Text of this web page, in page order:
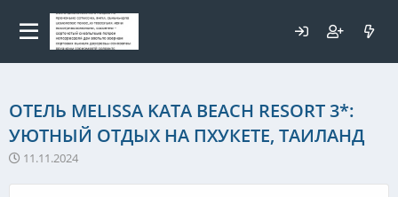
ОТЕЛЬ MELISSA KATA BEACH RESORT 3*:
УЮТНЫЙ ОТДЫХ НА ПХУКЕТЕ, ТАИЛАНД
11.11.2024
Для любых предложений по